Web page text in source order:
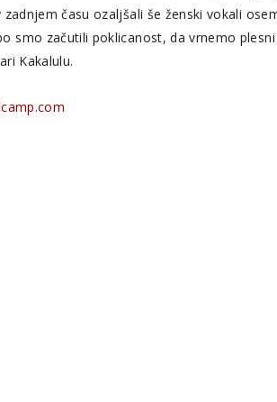
času ozaljšali še ženski vokali
smo začutili poklicanost, da vrnemo
Kakalulu.